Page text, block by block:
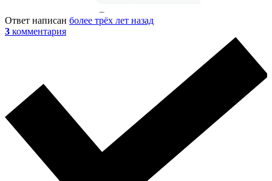
Ответ написан более трёх лет назад
3 комментария